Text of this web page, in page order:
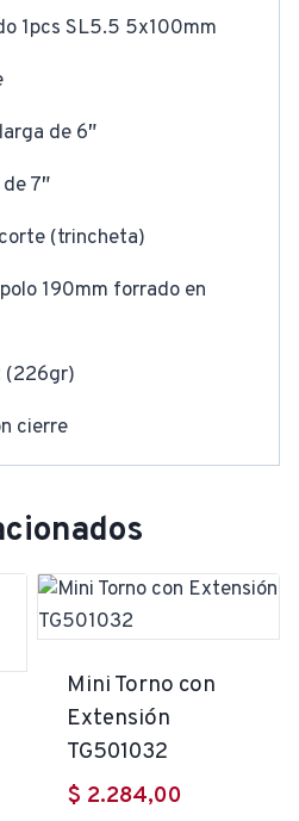
1pcs SL5.5 5x100mm
de 6″
7″
(trincheta)
190mm forrado en
(226gr)
cierre
Mini Torno con
Extensión
TG501032
$ 2.284,00